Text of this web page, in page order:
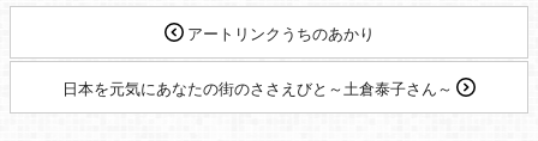
アートリンクうちのあかり
日本を元気にあなたの街のささえびと～土倉泰子さん～